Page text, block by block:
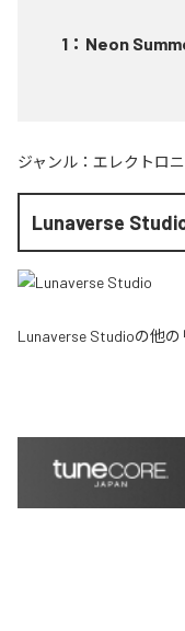
1 ： Neon
ジャンル： エレクトロ
Lunaverse
Lunaverse Studioの他の